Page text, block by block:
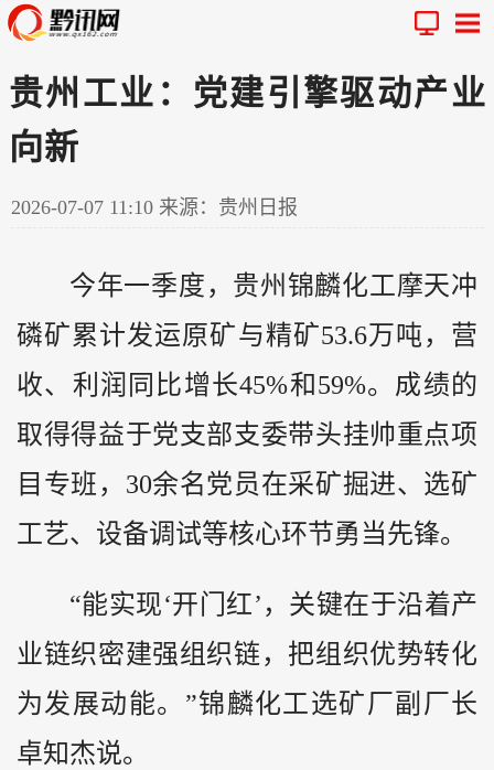
贵州工业：党建引擎驱动产业
向新
2026-07-07 11:10 来源：贵州日报
今年一季度， 贵州 锦麟化工摩天冲
磷矿累计发运原矿与精矿53.6万吨，营
收、利润同比增长45%和59%。成绩的
取得得益于党支部支委带头挂帅重点项
目专班，30余名党员在采矿掘进、选矿
工艺、设备调试等核心环节勇当先锋。
“能实现‘开门红’，关键在于沿着产
业链织密建强组织链，把组织优势转化
为发展动能。”锦麟化工选矿厂副厂长
卓知杰说。